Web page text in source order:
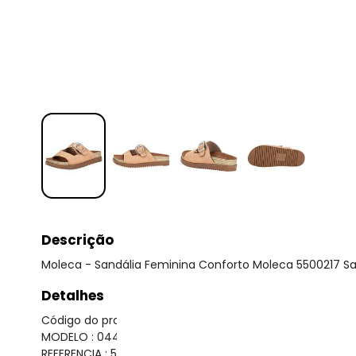
Descrição
Moleca - Sandália Feminina Conforto Moleca 5500217
Detalhes
Código do produto: 24263810
MODELO : 0441755